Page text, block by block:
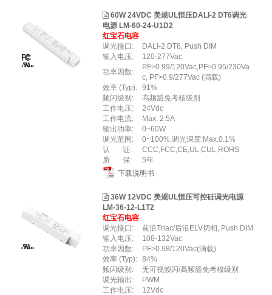
60W 24VDC 美规UL恒压DALI-2 DT6调光
电源 LM-60-24-U1D2
红宝石电容
调光接口:
DALI-2 DT6, Push DIM
输入电压:
120-277Vac
功率因数:
PF>0.99/120Vac,PF>0.95/230Va
c, PF>0.9/277Vac (满载)
效率 (Typ): 91%
频闪级别:
高频豁免考核级别
工作电压:
24Vdc
工作电流:
Max. 2.5A
输出功率:
0~60W
调光范围:
0~100%,调光深度:Max.0.1%
认 证:
CCC,FCC,CE,UL,CUL,ROHS
质 保:
5年
下载说明书
36W 12VDC 美规UL恒压可控硅调光电源
LM-36-12-L1T2
红宝石电容
调光接口:
前沿Triac/后沿ELV切相, Push DIM
输入电压:
108-132Vac
功率因数:
PF>0.98/120Vac(满载)
效率 (Typ): 84%
频闪级别:
无可视频闪/⾼频豁免考核级别
调光输出:
PWM
工作电压:
12Vdc